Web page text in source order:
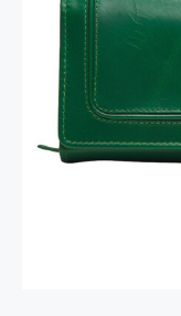
South Beach